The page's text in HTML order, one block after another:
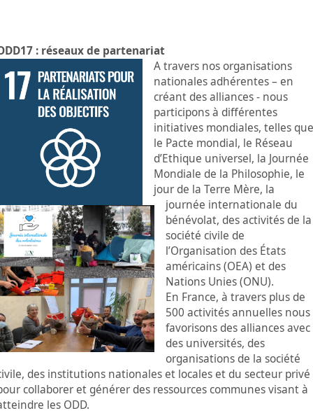
: réseaux de partenariat
A travers nos organisations
nationales adhérentes – en
créant des alliances - nous
participons à différentes
initiatives mondiales, telles que
le Pacte mondial, le Réseau
d’Ethique universel, la Journée
Mondiale de la Philosophie, le
jour de la Terre Mère, la
journée internationale du
bénévolat, des activités de la
société civile de
l’Organisation des États
américains (OEA) et des
Nations Unies (ONU).
En France, à travers plus de
500 activités annuelles nous
favorisons des alliances avec
des universités, des
organisations de la société
des institutions nationales et locales et du secteur privé
collaborer et générer des ressources communes visant à
les ODD.